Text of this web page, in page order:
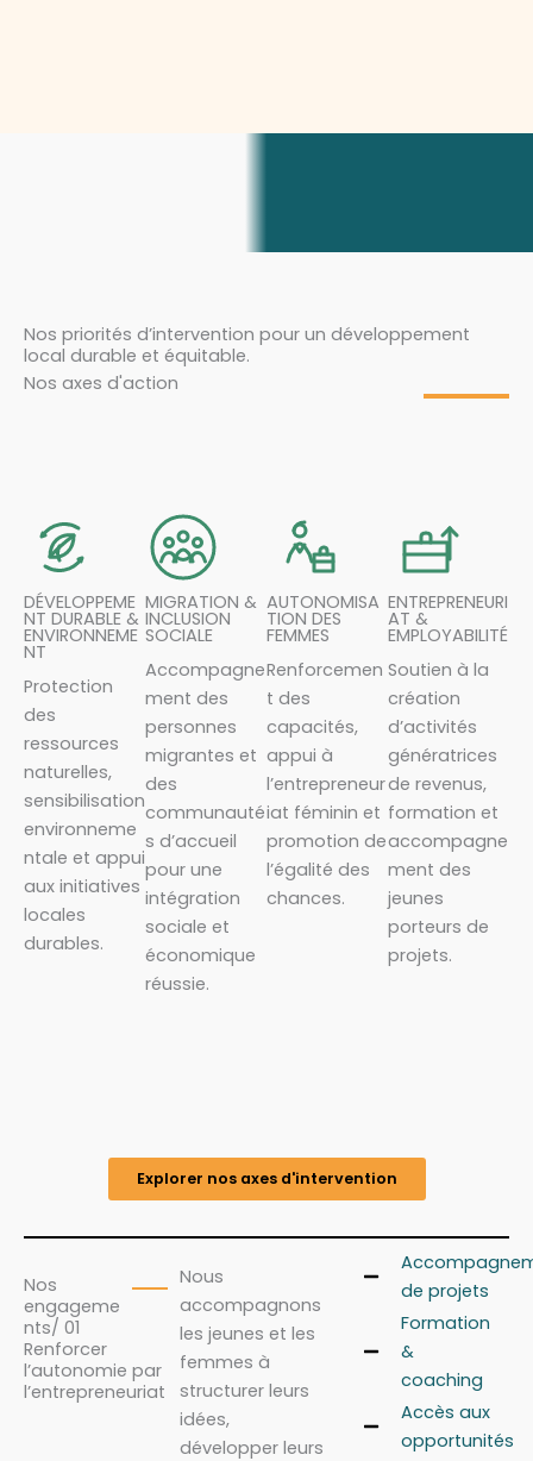
Nos priorités d’intervention pour un développement
local durable et équitable.
Nos axes d'action
DÉVELOPPEME
NT DURABLE &
ENVIRONNEME
NT
Protection
des
ressources
naturelles,
sensibilisation
environneme
ntale et appui
aux initiatives
locales
durables.
MIGRATION &
INCLUSION
SOCIALE
Accompagne
ment des
personnes
migrantes et
des
communauté
s d’accueil
pour une
intégration
sociale et
économique
réussie.
AUTONOMISA
TION DES
FEMMES
Renforcemen
t des
capacités,
appui à
l’entrepreneur
iat féminin et
promotion de
l’égalité des
chances.
ENTREPRENEURI
AT &
EMPLOYABILITÉ
Soutien à la
création
d’activités
génératrices
de revenus,
formation et
accompagne
ment des
jeunes
porteurs de
projets.
Explorer nos axes d'intervention
Nos
engageme
nts/ 01
Renforcer
l’autonomie par
l’entrepreneuriat
Nous
accompagnons
les jeunes et les
femmes à
structurer leurs
idées,
développer leurs
de projets
Formation
&
coaching
Accès aux
opportunités